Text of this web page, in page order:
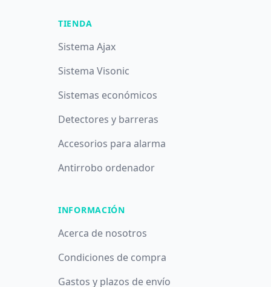
TIENDA
Sistema Ajax
Sistema Visonic
Sistemas económicos
Detectores y barreras
Accesorios para alarma
Antirrobo ordenador
INFORMACIÓN
Acerca de nosotros
Condiciones de compra
Gastos y plazos de envío